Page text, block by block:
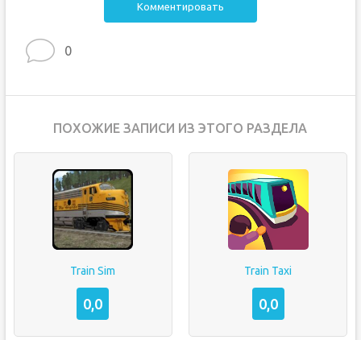
Комментировать
0
ПОХОЖИЕ ЗАПИСИ ИЗ ЭТОГО РАЗДЕЛА
Train Sim
0,0
Train Taxi
0,0